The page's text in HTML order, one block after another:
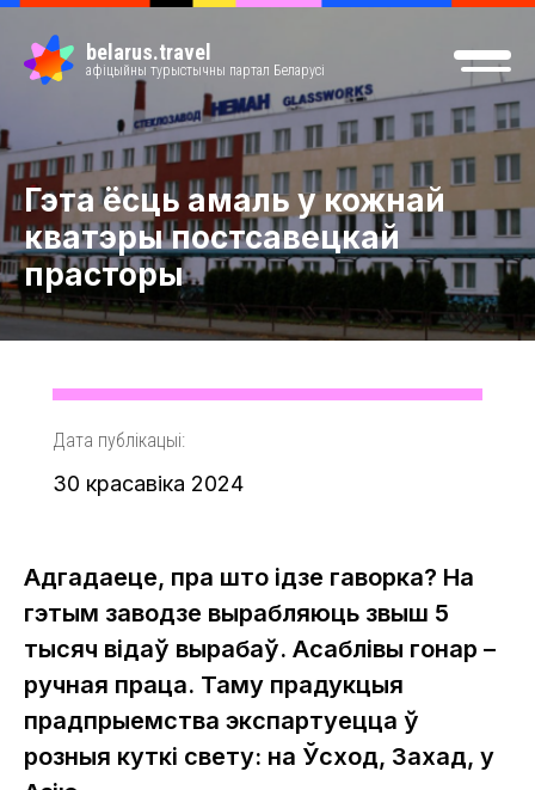
belarus.travel
афіцыйны турыстычны партал Беларусі
Гэта ёсць амаль у кожнай
кватэры постсавецкай
прасторы
Дата публікацыі:
30 красавіка 2024
Адгадаеце, пра што ідзе гаворка? На
гэтым заводзе вырабляюць звыш 5
тысяч відаў вырабаў. Асаблівы гонар –
ручная праца. Таму прадукцыя
прадпрыемства экспартуецца ў
розныя куткі свету: на Ўсход, Захад, у